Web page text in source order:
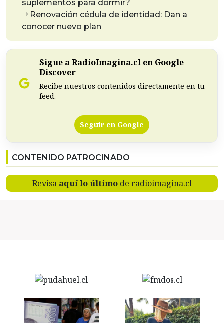
suplementos para dormir?
Renovación cédula de identidad: Dan a
conocer nuevo plan
Sigue a RadioImagina.cl en Google
Discover
Recibe nuestros contenidos directamente en tu
feed.
Seguir en Google
CONTENIDO PATROCINADO
Revisa aquí lo últimode radioimagina.cl